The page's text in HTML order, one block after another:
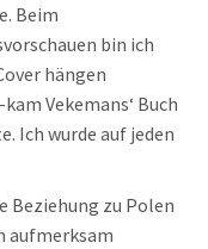
Beim
bin ich
hängen
Vekemans‘ Buch
Ich wurde auf jeden
Beziehung zu Polen
aufmerksam